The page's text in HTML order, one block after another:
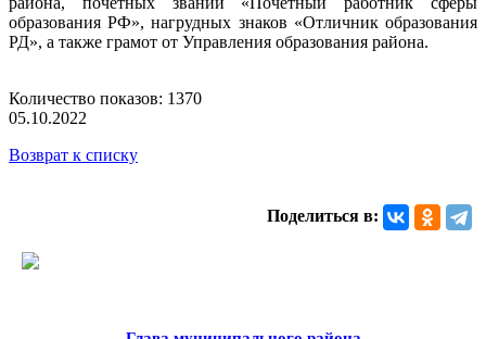
образования РФ», нагрудных знаков «Отличник образования
РД», а также грамот от Управления образования района.
Количество показов: 1370
05.10.2022
Возврат к списку
Поделиться в: